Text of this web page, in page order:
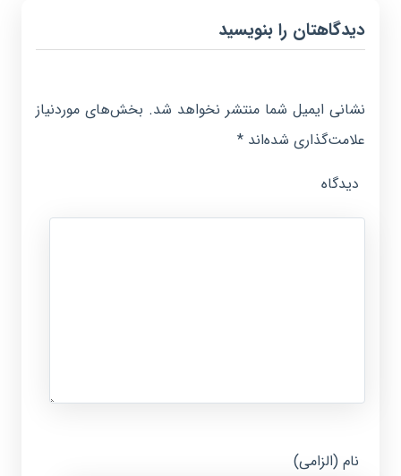
دیدگاهتان را بنویسید
نشانی ایمیل شما منتشر نخواهد شد. بخش‌های موردنیاز
علامت‌گذاری شده‌اند*
دیدگاه
نام (الزامی)